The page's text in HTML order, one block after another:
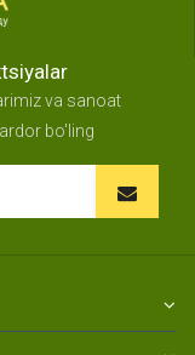
va sanoat
bo'ling